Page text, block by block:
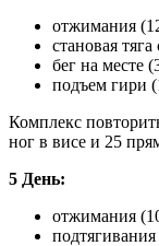
отжимания
становая
бег на месте
подъем гири
Комплекс
ног в висе и 25
5 День:
отжимания